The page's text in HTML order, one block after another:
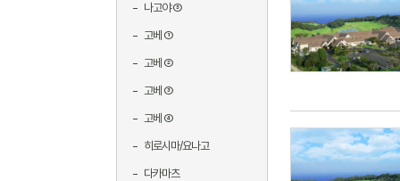
나고야 ③
고베 ①
고베 ②
고베 ③
고베 ④
히로시마/요나고
다카마츠